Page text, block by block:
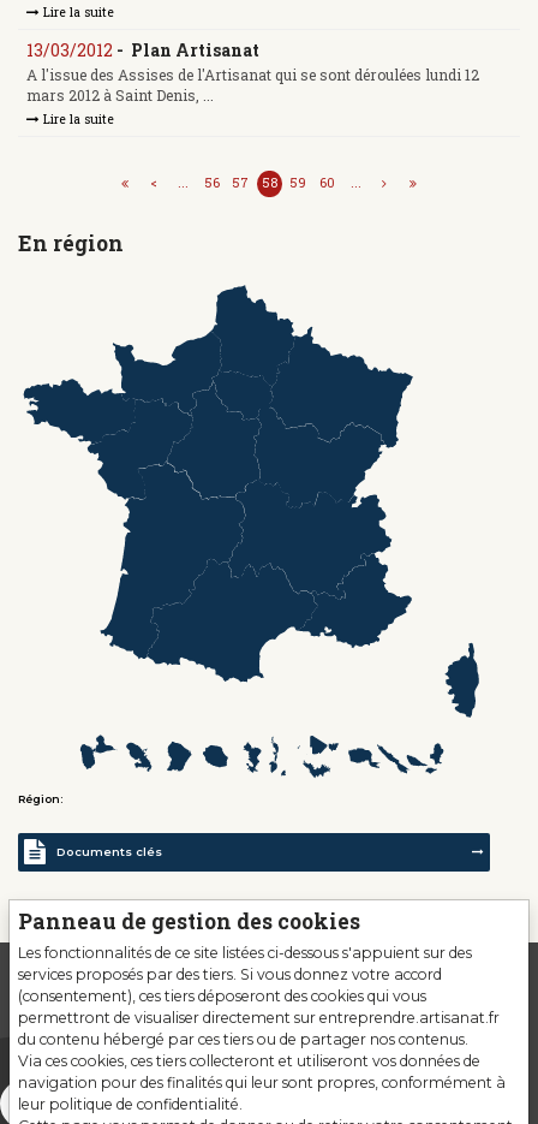
Lire la suite
13/03/2012 - Plan Artisanat
A l'issue des Assises de l'Artisanat qui se sont déroulées lundi 12
mars 2012 à Saint Denis, ...
Lire la suite
< ... 56 57 58 59 60 ...
En région
Région:
Documents clés
Panneau de gestion des cookies
Les fonctionnalités de ce site listées ci-dessous s'appuient sur des
services proposés par des tiers. Si vous donnez votre accord
(consentement), ces tiers déposeront des cookies qui vous
permettront de visualiser directement sur entreprendre.artisanat.fr
du contenu hébergé par ces tiers ou de partager nos contenus.
Via ces cookies, ces tiers collecteront et utiliseront vos données de
navigation pour des finalités qui leur sont propres, conformément à
leur politique de confidentialité.